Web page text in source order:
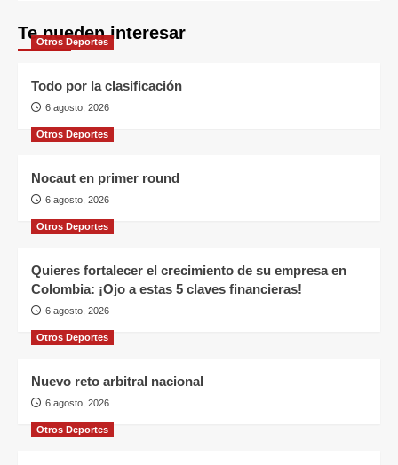
Te pueden interesar
Otros Deportes
Todo por la clasificación
6 agosto, 2026
Otros Deportes
Nocaut en primer round
6 agosto, 2026
Otros Deportes
Quieres fortalecer el crecimiento de su empresa en
Colombia: ¡Ojo a estas 5 claves financieras!
6 agosto, 2026
Otros Deportes
Nuevo reto arbitral nacional
6 agosto, 2026
Otros Deportes